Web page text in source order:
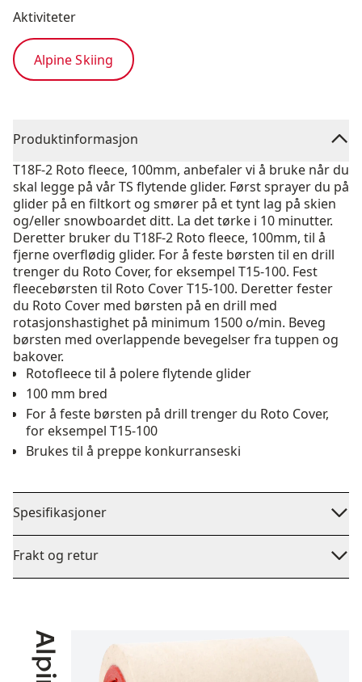
Aktiviteter
Alpine Skiing
Produktinformasjon
T18F-2 Roto fleece, 100mm, anbefaler vi å bruke når du
skal legge på vår TS flytende glider. Først sprayer du på
glider på en filtkort og smører på et tynt lag på skien
og/eller snowboardet ditt. La det tørke i 10 minutter.
Deretter bruker du T18F-2 Roto fleece, 100mm, til å
fjerne overflødig glider. For å feste børsten til en drill
trenger du Roto Cover, for eksempel T15-100. Fest
fleecebørsten til Roto Cover T15-100. Deretter fester
du Roto Cover med børsten på en drill med
rotasjonshastighet på minimum 1500 o/min. Beveg
børsten med overlappende bevegelser fra tuppen og
bakover.
Rotofleece til å polere flytende glider
100 mm bred
For å feste børsten på drill trenger du Roto Cover,
for eksempel T15-100
Brukes til å preppe konkurranseski
Spesifikasjoner
Frakt og retur